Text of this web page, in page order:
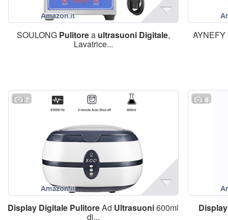
SOULONG Pulitorea ultrasuoni Digitale,
Lavatrice...
AYNEFY
7
Display Digitale PulitoreAd Ultrasuoni600ml
di...
8
Display